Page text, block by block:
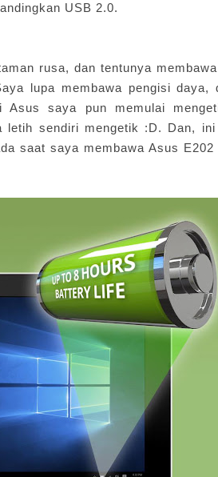
USB 2.0.
rusa, dan tentunya membawa
lupa membawa pengisi daya,
Asus saya pun memulai
letih sendiri mengetik :D. Dan, ini
saat saya membawa Asus E202